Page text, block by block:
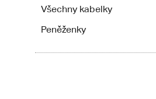
Všechny kabelky
Peněženky